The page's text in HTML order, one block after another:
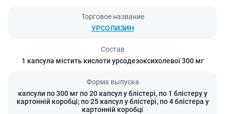
Торговое название
УРСОЛИЗИН
Состав
1 капсула містить кислоти урсодезоксихолевої 300 мг
Форма выпуска
капсули по 300 мг по 20 капсул у блістері, по 1 блістеру у
картонній коробці; по 25 капсул у блістері, по 4 блістера у
картонній коробці